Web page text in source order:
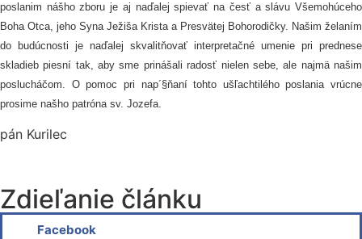
poslanim nášho zboru je aj naďalej spievať na česť a slávu Všemohúceho
Boha Otca, jeho Syna Ježiša Krista a Presvätej Bohorodičky. Našim želaním
do budúcnosti je naďalej skvalitňovať interpretačné umenie pri prednese
skladieb piesní tak, aby sme prinášali radosť nielen sebe, ale najmä našim
poslucháčom. O pomoc pri nap´§ňaní tohto ušľachtilého poslania vrúcne
prosime našho patróna sv. Jozefa.
pán Kurilec
Zdieľanie článku
Facebook